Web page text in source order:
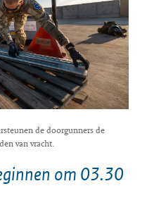
de doorgunners de
van vracht.
om 03.30